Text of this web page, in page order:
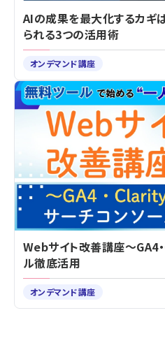
AIの成果を最大化するカギ
られる3つの活用術
オンデマンド講座
Webサイト改善講座～GA4
ル徹底活用
オンデマンド講座